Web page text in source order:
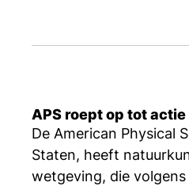
APS roept op tot
De American Physical
Staten, heeft
wetgeving, die